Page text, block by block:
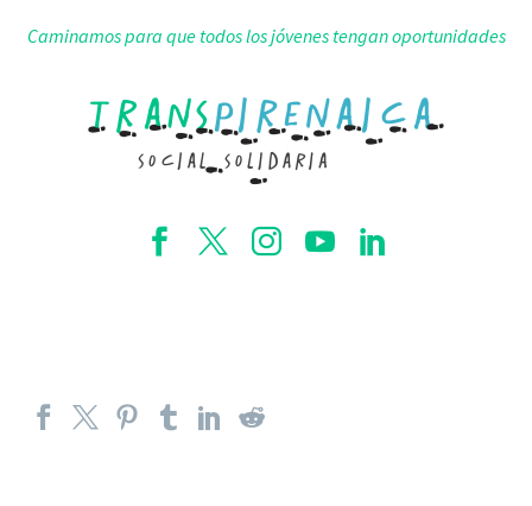
Caminamos para que todos los jóvenes tengan oportunidades